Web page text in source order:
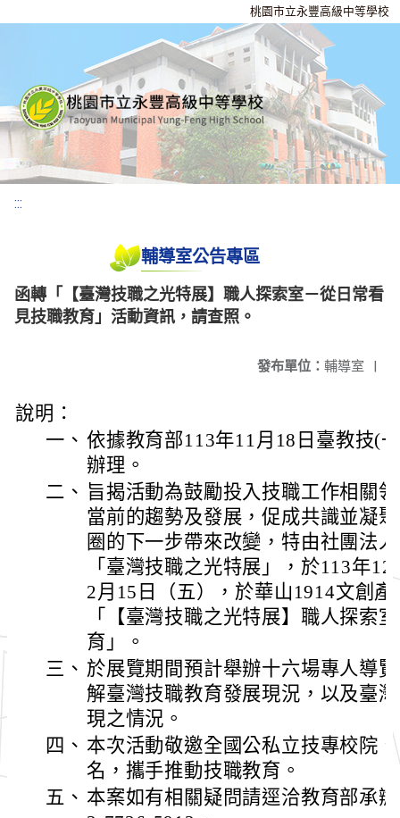
桃園市立永豐高級中等學校
:::
輔導室公告專區
函轉「【臺灣技職之光特展】職人探索室－從日常看
見技職教育」活動資訊，請查照。
發布單位： 輔導室 |
說明：
一、 依據教育部113年11月18日臺教技(
辦理。
二、 旨揭活動為鼓勵投入技職工作相關
當前的趨勢及發展，促成共識並凝
圈的下一步帶來改變，特由社團法
「臺灣技職之光特展」，於113年
2月15日（五），於華山1914文創
「【臺灣技職之光特展】職人探索
育」。
三、 於展覽期間預計舉辦十六場專人導
解臺灣技職教育發展現況，以及臺
現之情況。
四、 本次活動敬邀全國公私立技專校院
名，攜手推動技職教育。
五、 本案如有相關疑問請逕洽教育部承